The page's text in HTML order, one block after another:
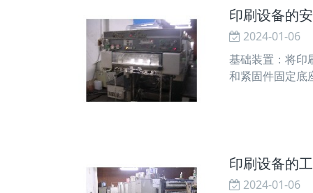
印刷设备的
2024-01-06
基础装置：将印
和紧固件固定底
印刷设备的
2024-01-06